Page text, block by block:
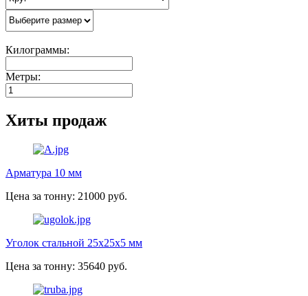
Килограммы:
Метры:
Хиты продаж
Арматура 10 мм
Цена за тонну: 21000 руб.
Уголок стальной 25х25х5 мм
Цена за тонну: 35640 руб.